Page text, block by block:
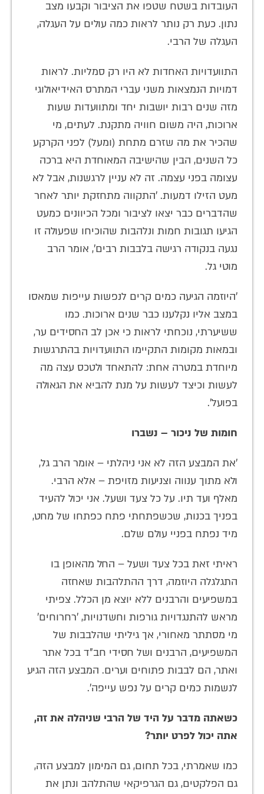
העובדות בשטח שטפו את הציבור וקבעו מצב
נתון. כעת רק נותר לראות כמה עולים על העגלה,
העגלה של הרבי.
התוועדויות האחדות לא היו רק סמליות. לראות
דמויות הנמצאות משני עברי המתרס האידיאולוגי
מזה שנים רבות יושבות יחד ומתוועדות שעות
ארוכות, היה משום חוויה מתקנת. לעתים, מי
שהכיר את מה שזרם מתחת (ומעל) לפני הקרקע
כל השנים, הבין שהישיבה המאוחדת היא ברכה
עצומה בפני עצמה. זה לא עניין לרגשנות, אבל לא
מעט הזילו דמעות. 'התקווה מתחזקת יותר לאחר
שהדברים כבר יצאו לציבור ומכל הכיוונים כמעט
הגיעו תגובות חמות ונלהבות שהוכיחו שפעולה זו
נגעה בנקודה רגישה בלבבות רבים', אומר הרב
מוטי גל.
'היוזמה הגיעה כמים קרים לנפשות עייפות שמאסו
במצב אליו נקלענו כבר שנים ארוכות. כמו
ששיערתי, נוכחתי לראות כי אכן לב החסידים ער,
ובמאות מקומות התקיימו התוועדויות בהתרגשות
מיוחדת במטרה אחת: להתאחד ולטכס עצה מה
לעשות וכיצד לעשות על מנת להביא את הגאולה
בפועל'.
חומות של ניכור – נשברו
'את המבצע הזה לא אני ניהלתי – אומר הרב גל,
ולא מתוך ענווה וצניעות מזויפת – אלא הרבי.
מאלף ועד תיו. על כל צעד ושעל. אני יכול להעיד
בפניך בכנות, שכשפתחתי פתח כפתחו של מחט,
מיד נפתח בפניי עולם שלם.
ראיתי זאת בכל צעד ושעל – החל מהאופן בו
התגלגלה היוזמה, דרך ההתלהבות שאחזה
במשפיעים והרבנים ללא יוצא מן הכלל. צפיתי
מראש להתנגדויות גורפות וחשדנויות, 'רחרוחים'
מי מסתתר מאחורי, אך גיליתי שהלבבות של
המשפיעים, הרבנים ושל חסידי חב"ד בכל אתר
ואתר, הם לבבות פתוחים וערים. המבצע הזה הגיע
לנשמות כמים קרים על נפש עייפה'.
כשאתה מדבר על היד של הרבי שניהלה את זה,
אתה יכול לפרט יותר?
כמו שאמרתי, בכל תחום, גם המימון למבצע הזה,
גם הפלקטים, גם הגרפיקאי שהתלהב ונתן את